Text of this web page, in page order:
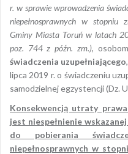
r. w sprawie wprowadzenia
niepełnosprawnych w stopniu
Gminy Miasta Toruń w latach
poz. 744 z późn. zm.),
świadczenia uzupełniającego
lipca 2019 r. o świadczeniu
samodzielnej egzystencji (Dz.
Konsekwencją utraty
jest niespełnienie
do pobierania
niepełnosprawnych w